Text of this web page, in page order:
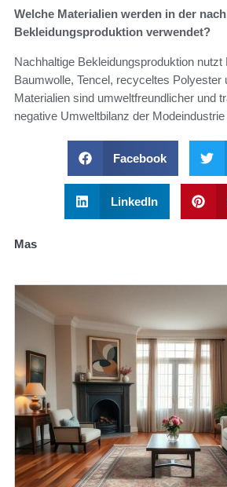
Welche Materialien werden in der
Bekleidungsproduktion verwendet?
Nachhaltige Bekleidungsproduktion nutzt
Baumwolle, Tencel, recyceltes Polyester
Materialien sind umweltfreundlicher und
negative Umweltbilanz der
Facebook
LinkedIn
Mas